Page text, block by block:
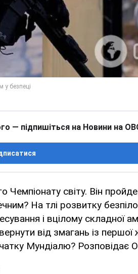
— підпишіться на Новини на
світу. Він
На тлі розвитку
і вцілому складної
від змагань із першої
Мундіалю? Розповідає